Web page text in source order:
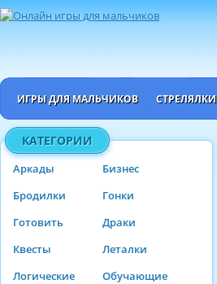
ИГРЫ ДЛЯ МАЛЬЧИКОВ СТРЕЛЯЛКИ
КАТЕГОРИИ
Аркады
Бизнес
Бродилки
Гонки
Готовить
Драки
Квесты
Леталки
Логические
Обучающие